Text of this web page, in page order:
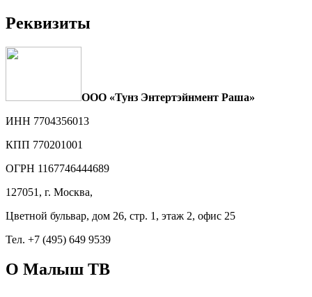
Реквизиты
ООО «Тунз Энтертэйнмент Раша»
ИНН 7704356013
КПП 770201001
ОГРН 1167746444689
127051, г. Москва,
Цветной бульвар, дом 26, стр. 1, этаж 2, офис 25
Тел. +7 (495) 649 9539
О Малыш ТВ